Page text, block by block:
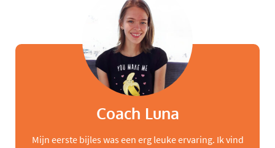
Coach Luna
Mijn eerste bijles was een erg leuke ervaring. Ik vind